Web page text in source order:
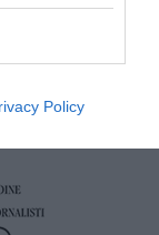
Policy
DI